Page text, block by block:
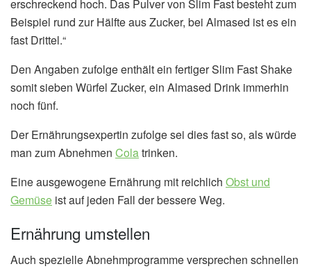
erschreckend hoch. Das Pulver von Slim Fast besteht zum
Beispiel rund zur Hälfte aus Zucker, bei Almased ist es ein
fast Drittel.“
Den Angaben zufolge enthält ein fertiger Slim Fast Shake
somit sieben Würfel Zucker, ein Almased Drink immerhin
noch fünf.
Der Ernährungsexpertin zufolge sei dies fast so, als würde
man zum Abnehmen Colatrinken.
Eine ausgewogene Ernährung mit reichlich Obst und
Gemüse ist auf jeden Fall der bessere Weg.
Ernährung umstellen
Auch spezielle Abnehmprogramme versprechen schnellen